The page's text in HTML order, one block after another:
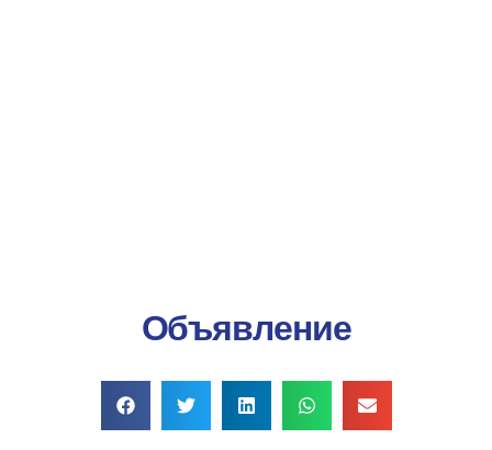
Объявление